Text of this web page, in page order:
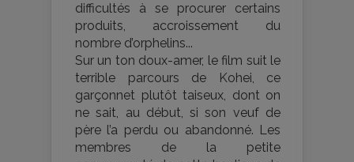
difficultés à se procurer certains
produits, accroissement du
nombre d’orphelins...
Sur un ton doux-amer, le film suit le
terrible parcours de Kohei, ce
garçonnet plutôt taiseux, dont on
ne sait, au début, si son veuf de
père l’a perdu ou abandonné. Les
membres de la petite